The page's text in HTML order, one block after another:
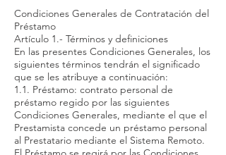
Condiciones Generales de Contratación del
Préstamo
Artículo 1.- Términos y definiciones
En las presentes Condiciones Generales, los
siguientes términos tendrán el significado
que se les atribuye a continuación:
1.1. Préstamo: contrato personal de
préstamo regido por las siguientes
Condiciones Generales, mediante el que el
Prestamista concede un préstamo personal
al Prestatario mediante el Sistema Remoto.